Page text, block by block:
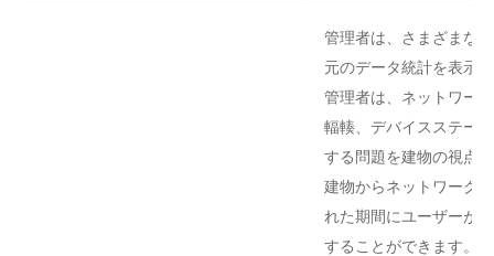
管理者は、さまざまな
元のデータ統計を表示
管理者は、ネットワー
輻輳、デバイスステー
する問題を建物の視点
建物からネットワーク
れた期間にユーザーが
することができます。